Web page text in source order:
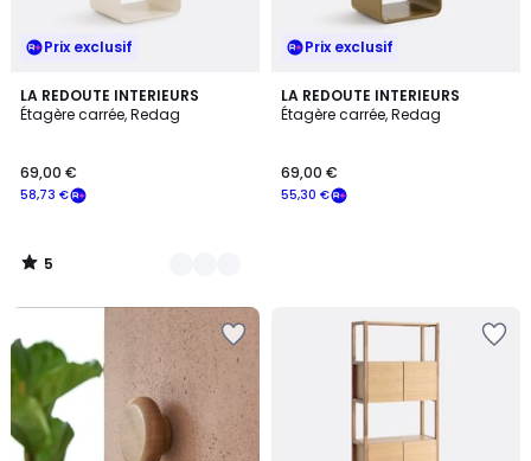
Prix exclusif
LA REDOUTE INTERIEURS
Étagère carrée, Redag
58,73 €
69,00 €
5
/
2
Couleurs
5
/
Prix exclusif
LA REDOUTE INTERIEURS
Étagère carrée, Redag
55,30 €
69,00 €